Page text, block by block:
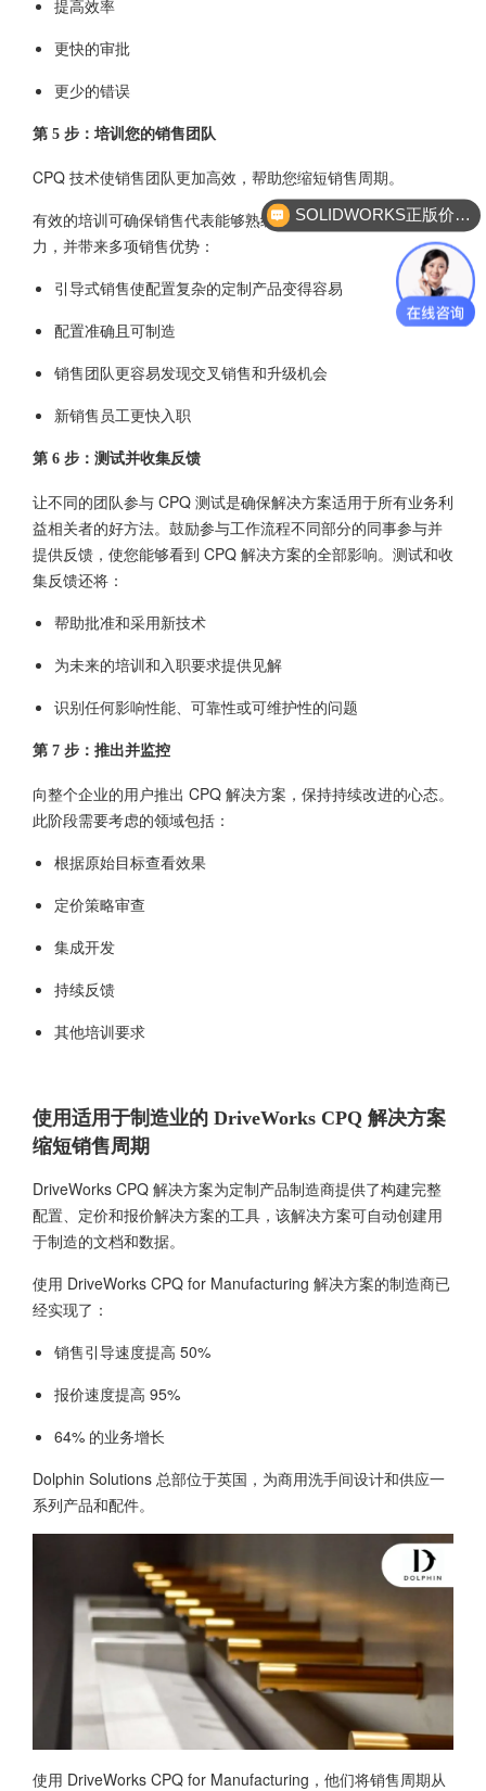
提高效率
更快的审批
更少的错误
第 5 步：培训您的销售团队
CPQ 技术使销售团队更加高效，帮助您缩短销售周期。
有效的培训可确保销售代表能够熟练地充分发挥 CPQ 工具的潜
力，并带来多项销售优势：
引导式销售使配置复杂的定制产品变得容易
配置准确且可制造
销售团队更容易发现交叉销售和升级机会
新销售员工更快入职
第 6 步：测试并收集反馈
让不同的团队参与 CPQ 测试是确保解决方案适用于所有业务利
益相关者的好方法。鼓励参与工作流程不同部分的同事参与并
提供反馈，使您能够看到 CPQ 解决方案的全部影响。测试和收
集反馈还将：
帮助批准和采用新技术
为未来的培训和入职要求提供见解
识别任何影响性能、可靠性或可维护性的问题
第 7 步：推出并监控
向整个企业的用户推出 CPQ 解决方案，保持持续改进的心态。
此阶段需要考虑的领域包括：
根据原始目标查看效果
定价策略审查
集成开发
持续反馈
其他培训要求
使用适用于制造业的 DriveWorks CPQ 解决方案
缩短销售周期
DriveWorks CPQ 解决方案为定制产品制造商提供了构建完整
配置、定价和报价解决方案的工具，该解决方案可自动创建用
于制造的文档和数据。
使用 DriveWorks CPQ for Manufacturing 解决方案的制造商已
经实现了：
销售引导速度提高 50%
报价速度提高 95%
64% 的业务增长
Dolphin Solutions 总部位于英国，为商用洗手间设计和供应一
系列产品和配件。
使用 DriveWorks CPQ for Manufacturing，他们将销售周期从
SOLIDWORKS正版价格？